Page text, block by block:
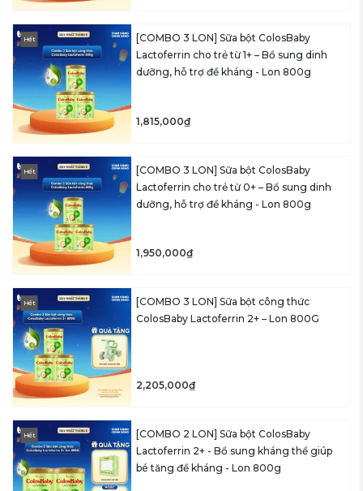
Hết
[COMBO 3 LON] Sữa bột ColosBaby
Lactoferrin cho trẻ từ 1+ – Bổ sung dinh
dưỡng, hỗ trợ đề kháng - Lon 800g
1,815,000₫
Hết
[COMBO 3 LON] Sữa bột ColosBaby
Lactoferrin cho trẻ từ 0+ – Bổ sung dinh
dưỡng, hỗ trợ đề kháng - Lon 800g
1,950,000₫
Hết
[COMBO 3 LON] Sữa bột công thức
ColosBaby Lactoferrin 2+ – Lon 800G
2,205,000₫
Hết
[COMBO 2 LON] Sữa bột ColosBaby
Lactoferrin 2+ - Bổ sung kháng thể giúp
bé tăng đề kháng - Lon 800g